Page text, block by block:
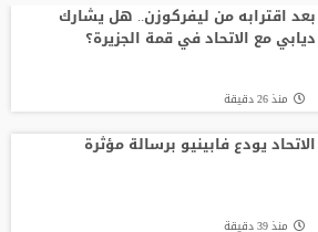
رودري يحسم قراره ويختار وجهته المقبلة
قبل أن يلمس الكرة.. بالأرقام طرابزون يحصد
ثمار التعاقد مع محمد صلاح
بعد اقترابه من ليفركوزن.. هل يشارك
ديابي مع الاتحاد في قمة الجزيرة؟
منذ 26 دقيقة
الاتحاد يودع فابينيو برسالة مؤثرة
منذ 39 دقيقة